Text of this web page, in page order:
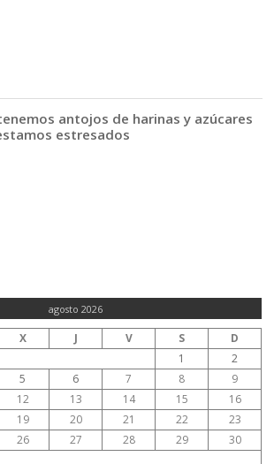
antojos de harinas y azúcares
estresados
agosto 2026
X J V S
D
1
2
5 6 7 8
9
12 13 14 15
16
19 20 21 22
23
26 27 28 29
30